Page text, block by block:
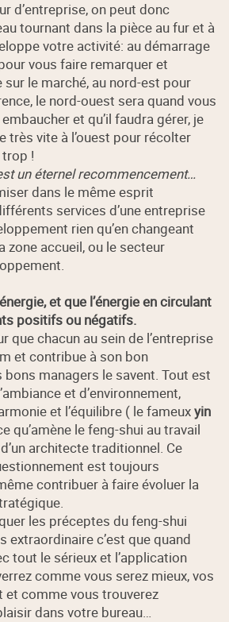
d’entreprise, on peut donc
tournant dans la pièce au fur et à
votre activité: au démarrage
vous faire remarquer et
le marché, au nord-est pour
le nord-ouest sera quand vous
et qu’il faudra gérer, je
très vite à l’ouest pour récolter
trop !
un éternel recommencement…
dans le même esprit
services d’une entreprise
rien qu’en changeant
zone accueil, ou le secteur
et que l’énergie en circulant
positifs ou négatifs.
que chacun au sein de l’entreprise
et contribue à son bon
managers le savent. Tout est
et d’environnement,
et l’équilibre ( le fameuxyin
qu’amène le feng-shui au travail
architecte traditionnel. Ce
est toujours
contribuer à faire évoluer la
les préceptes du feng-shui
extraordinaire c’est que quand
tout le sérieux et l’application
comme vous serez mieux, vos
et comme vous trouverez
dans votre bureau…